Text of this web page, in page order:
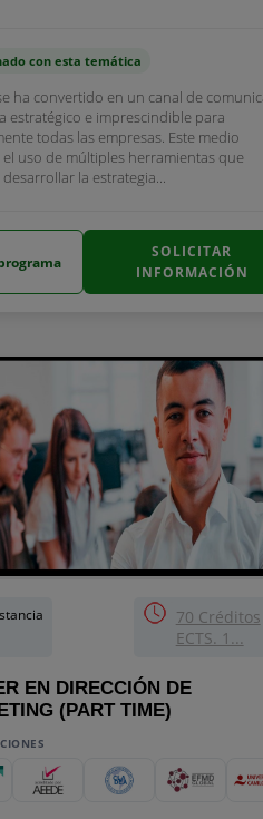
con esta temática
ha convertido en un canal de
estratégico e imprescindible para
todas las empresas. Este medio
uso de múltiples herramientas que
la estrategia...
SOLICITAR
INFORMACIÓN
70 Créditos
ECTS. 1...
EN DIRECCIÓN DE
(PART TIME)